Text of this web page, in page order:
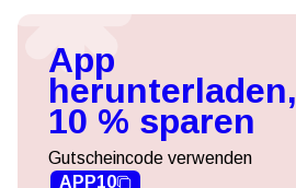
App
herunterladen,
10 % sparen
Gutscheincode verwenden
APP10